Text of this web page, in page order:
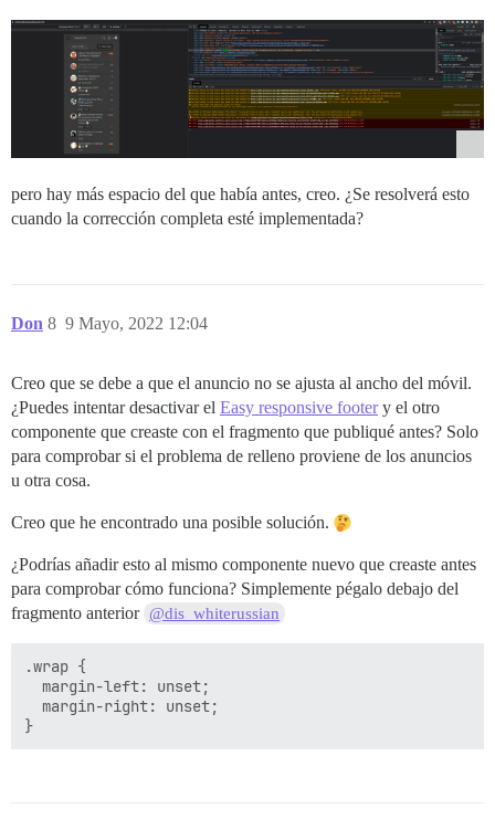
pero hay más espacio del que había antes, creo. ¿Se resolverá esto
cuando la corrección completa esté implementada?
Don 9 Mayo, 2022 12:04
8
Creo que se debe a que el anuncio no se ajusta al ancho del móvil.
¿Puedes intentar desactivar el Easy responsive footery el otro
componente que creaste con el fragmento que publiqué antes? Solo
para comprobar si el problema de relleno proviene de los anuncios
u otra cosa.
Creo que he encontrado una posible solución.
¿Podrías añadir esto al mismo componente nuevo que creaste antes
para comprobar cómo funciona? Simplemente pégalo debajo del
fragmento anterior @dis_whiterussian
.wrap {
  margin-left: unset;
  margin-right: unset;